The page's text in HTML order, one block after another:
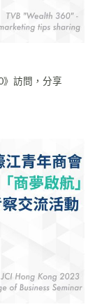
》訪問，分享